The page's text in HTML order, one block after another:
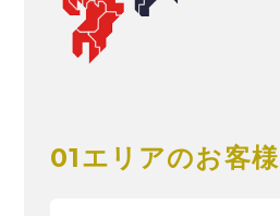
01エリアのお客様